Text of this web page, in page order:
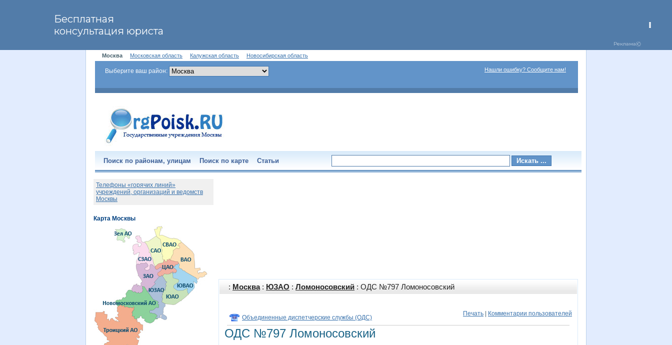
Москва Московская область Калужская область Новосибирская область
Выберите ваш район: Нашли ошибку? Сообщите нам!
Поиск по районам, улицам Поиск по карте Статьи
: Москва: ЮЗАО : Ломоносовский : ОДС №797 Ломоносовский
Печать Комментарии пользователей
Объединенные диспетчерские службы (ОДС)
ОДС №797 Ломоносовский
Телефоны «горячих линий»
учреждений, организаций и ведомств
Москвы